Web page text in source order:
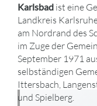
Karlsbad ist eine
Landkreis
am Nordrand des
im Zuge der
September 1971
selbständigen
Ittersbach,
und Spielberg.